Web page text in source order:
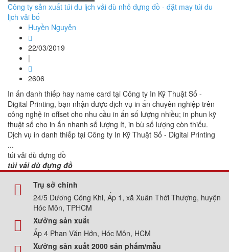
Công ty sản xuất túi du lịch vải dù nhỏ đựng đồ - đặt may túi du
lịch vải bố
Huyền Nguyễn
22/03/2019
|
2606
In ấn danh thiếp hay name card tại Công ty In Kỹ Thuật Số -
Digital Printing, bạn nhận được dịch vụ in ấn chuyên nghiệp trên
công nghệ in offset cho nhu cầu in ấn số lượng nhiều; in phun kỹ
thuật số cho in ấn nhanh số lượng ít, in bù số lượng còn thiếu.
Dịch vụ in danh thiếp tại Công ty In Kỹ Thuật Số - Digital Printing
...
túi vải dù đựng đồ
túi vải dù đựng đồ
Trụ sở chính
24/5 Dương Công Khi, Ấp 1, xã Xuân Thới Thượng, huyện
Hóc Môn, TPHCM
Xưởng sản xuất
Ấp 4 Phan Văn Hớn, Hóc Môn, HCM
Xưởng sản xuất 2000 sản phẩm/mẫu